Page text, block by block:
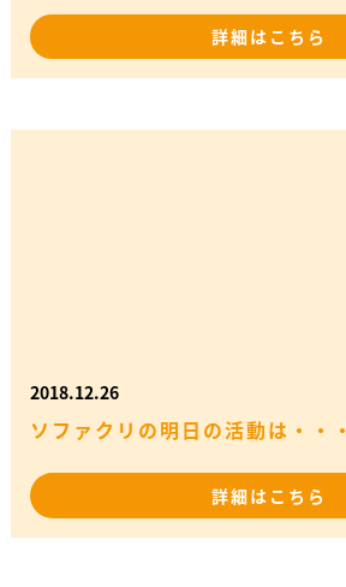
詳細はこちら
2018.12.26
ソファクリの明日の活動は・・・
詳細はこちら